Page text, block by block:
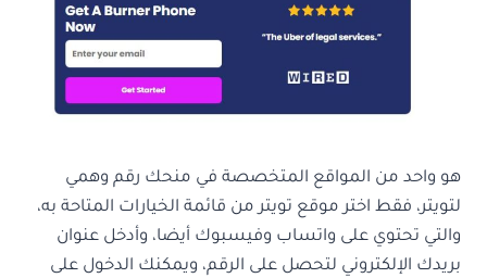
هو واحد من المواقع المتخصصة في منحك رقم وهمي
لتويتر، فقط اختر موقع تويتر من قائمة الخيارات المتاحة به،
والتي تحتوي على واتساب وفيسبوك أيضا، وأدخل عنوان
بريدك الإلكتروني لتحصل على الرقم، ويمكنك الدخول على